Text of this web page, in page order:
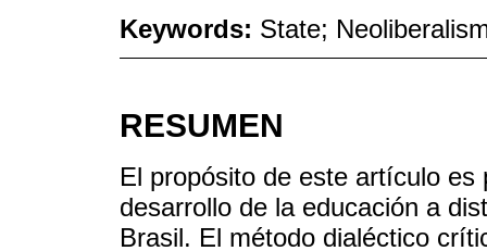
Keywords: State;
RESUMEN
El propósito de este artículo
desarrollo de la educación a
Brasil. El método dialéctico